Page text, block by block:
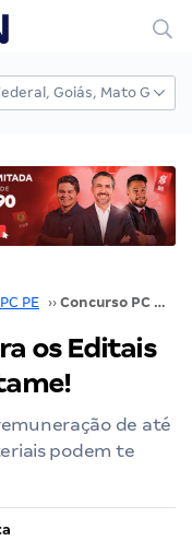
PE ›› Concurso PC PE: confira os Editais Verticalizados do certame!
os Editais
de até
podem te